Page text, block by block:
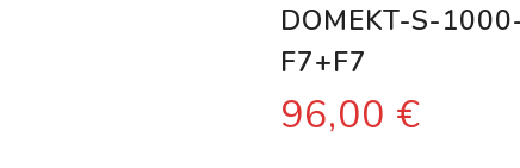
DOMEKT-S-
F7+F7
96,00 €